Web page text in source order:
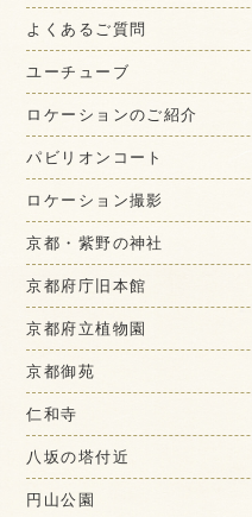
よくあるご質問
ユーチューブ
ロケーションのご紹介
パビリオンコート
ロケーション撮影
京都・紫野の神社
京都府庁旧本館
京都府立植物園
京都御苑
仁和寺
八坂の塔付近
円山公園